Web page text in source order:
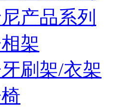
产品系列
架
刷架/衣架